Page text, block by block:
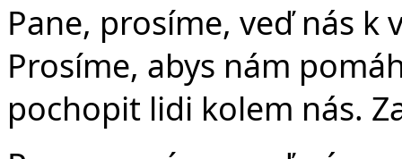
Pane, prosíme, veď nás k
Prosíme, abys nám
pochopit lidi kolem nás.